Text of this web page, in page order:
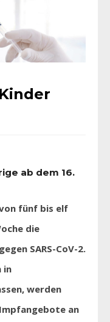
ab dem 16.
fünf bis elf
die
SARS-CoV-2.
in
werden
an